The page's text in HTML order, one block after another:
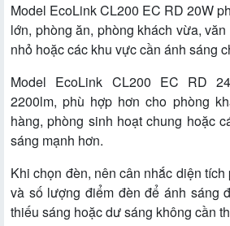
Model EcoLink CL200 EC RD 20W
lớn, phòng ăn, phòng khách vừa,
nhỏ hoặc các khu vực cần ánh sáng
Model EcoLink CL200 EC RD
2200lm, phù hợp hơn cho phòng
hàng, phòng sinh hoạt chung hoặc
sáng mạnh hơn.
Khi chọn đèn, nên cân nhắc diện
và số lượng điểm đèn để ánh sáng
thiếu sáng hoặc dư sáng không cần